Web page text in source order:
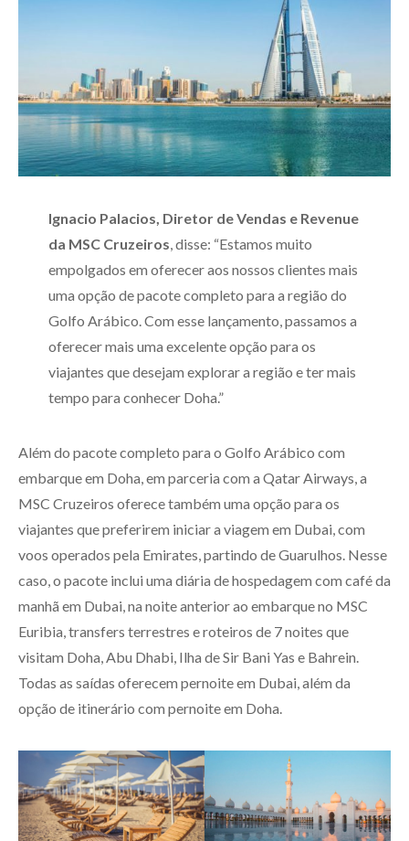
Ignacio Palacios, Diretor de Vendas e Revenue
da MSC Cruzeiros, disse: “Estamos muito
empolgados em oferecer aos nossos clientes mais
uma opção de pacote completo para a região do
Golfo Arábico. Com esse lançamento, passamos a
oferecer mais uma excelente opção para os
viajantes que desejam explorar a região e ter mais
tempo para conhecer Doha.”
Além do pacote completo para o Golfo Arábico com
embarque em Doha, em parceria com a Qatar Airways, a
MSC Cruzeiros oferece também uma opção para os
viajantes que preferirem iniciar a viagem em Dubai, com
voos operados pela Emirates, partindo de Guarulhos. Nesse
caso, o pacote inclui uma diária de hospedagem com café da
manhã em Dubai, na noite anterior ao embarque no MSC
Euribia, transfers terrestres e roteiros de 7 noites que
visitam Doha, Abu Dhabi, Ilha de Sir Bani Yas e Bahrein.
Todas as saídas oferecem pernoite em Dubai, além da
opção de itinerário com pernoite em Doha.